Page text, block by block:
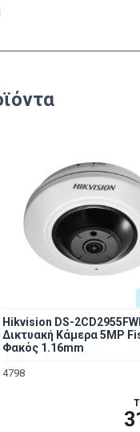
Hikvision DS-
Δικτυακή Κάμερα 5MP
Φακός 1.16mm
4798